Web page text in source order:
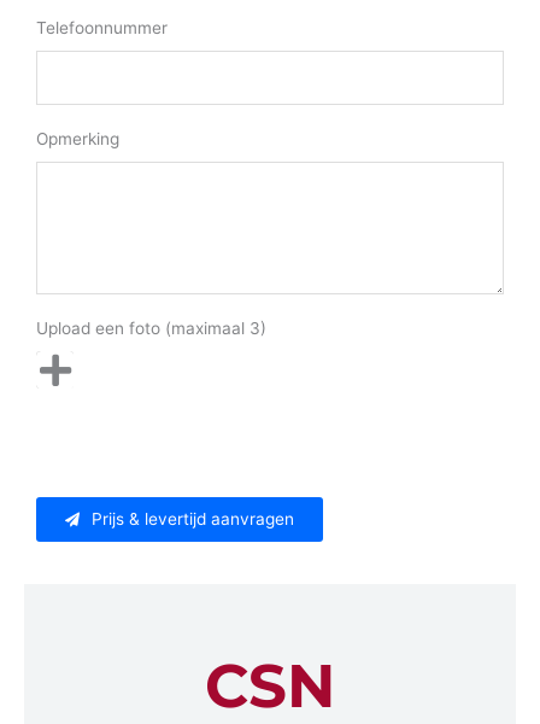
Telefoonnummer
Opmerking
Upload een foto (maximaal 3)
Prijs & levertijd aanvragen
CSN